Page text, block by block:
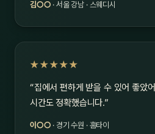
김○○ · 서울 강남 · 스웨디시
★★★★★
“집에서 편하게 받을 수 있어 좋았
시간도 정확했습니다.”
이○○ · 경기 수원 · 홈타이